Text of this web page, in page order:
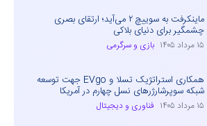
ماینکرفت به سوییچ ۲ می‌آید؛ ارتقای بصری
چشمگیر برای دنیای بلاکی
۱۵ مرداد ۱۴۰۵ بازی و سرگرمی
همکاری استراتژیک تسلا و EVgo جهت توسعه
شبکه سوپرشارژرهای نسل چهارم در آمریکا
۱۵ مرداد ۱۴۰۵ فناوری و دیجیتال